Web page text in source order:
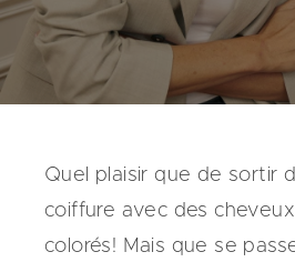
Quel plaisir que de sortir
coiffure avec des
colorés! Mais que se